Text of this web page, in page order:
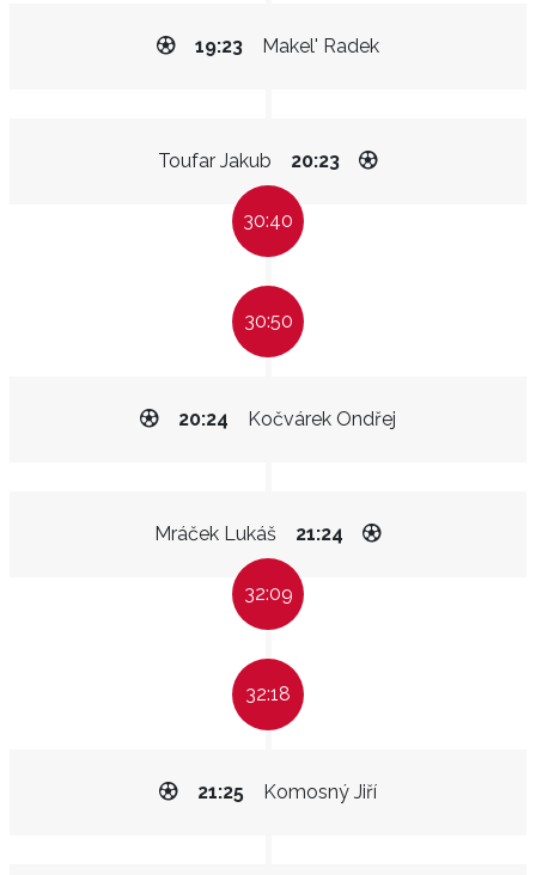
Makel' Radek
19:23
Toufar Jakub 20:23
30:40
30:50
Kočvárek Ondřej
20:24
Mráček Lukáš 21:24
32:09
32:18
Komosný Jiří
21:25